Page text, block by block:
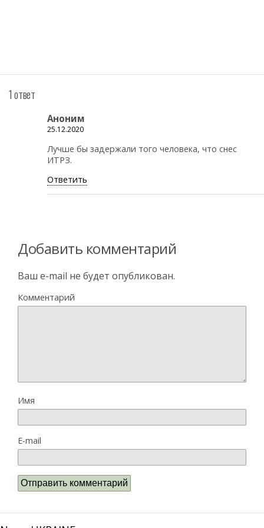
1 ответ
Аноним
25.12.2020
Лучше бы задержали того человека, что снес
ИТРЗ.
Ответить
Добавить комментарий
Ваш e-mail не будет опубликован.
Комментарий
Имя
E-mail